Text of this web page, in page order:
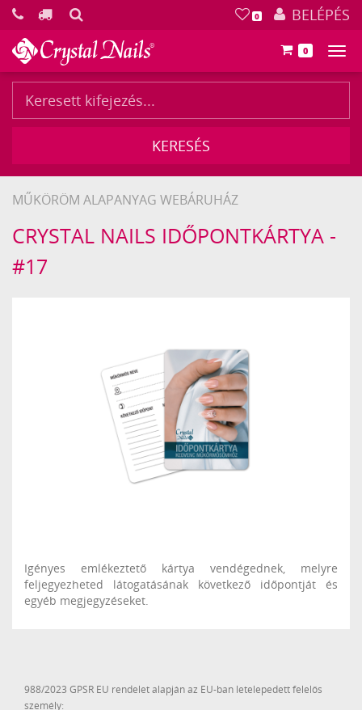
0 BELÉPÉS
0
KERESÉS
MŰKÖRÖM ALAPANYAG WEBÁRUHÁZ
Crystal
Nails
CRYSTAL NAILS IDŐPONTKÁRTYA -
#17
Igényes emlékeztető kártya vendégednek, melyre
feljegyezheted látogatásának következő időpontját és
egyéb megjegyzéseket.
988/2023 GPSR EU rendelet alapján az EU-ban letelepedett felelős
személy: